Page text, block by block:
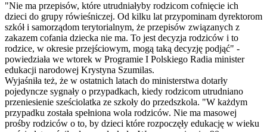
"Nie ma przepisów, które utrudniałyby rodzicom cofnięcie ich
dzieci do grupy rówieśniczej. Od kilku lat przypominam dyrektorom
szkół i samorządom terytorialnym, że przepisów związanych z
zakazem cofania dziecka nie ma. To jest decyzja rodziców i to
rodzice, w okresie przejściowym, mogą taką decyzję podjąć" -
powiedziała we wtorek w Programie I Polskiego Radia minister
edukacji narodowej Krystyna Szumilas.
Wyjaśniła też, że w ostatnich latach do ministerstwa dotarły
pojedyncze sygnały o przypadkach, kiedy rodzicom utrudniano
przeniesienie sześciolatka ze szkoły do przedszkola. "W każdym
przypadku została spełniona wola rodziców. Nie ma masowej
prośby rodziców o to, by dzieci które rozpoczęły edukację w wieku